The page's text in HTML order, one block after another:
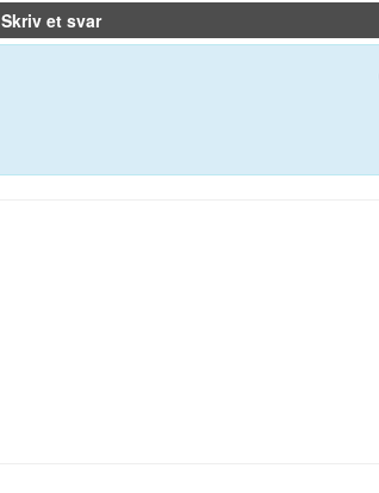
Skriv et svar